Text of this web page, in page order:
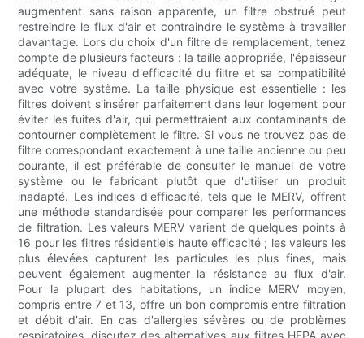
augmentent sans raison apparente, un filtre obstrué peut
restreindre le flux d'air et contraindre le système à travailler
davantage. Lors du choix d'un filtre de remplacement, tenez
compte de plusieurs facteurs : la taille appropriée, l'épaisseur
adéquate, le niveau d'efficacité du filtre et sa compatibilité
avec votre système. La taille physique est essentielle : les
filtres doivent s'insérer parfaitement dans leur logement pour
éviter les fuites d'air, qui permettraient aux contaminants de
contourner complètement le filtre. Si vous ne trouvez pas de
filtre correspondant exactement à une taille ancienne ou peu
courante, il est préférable de consulter le manuel de votre
système ou le fabricant plutôt que d'utiliser un produit
inadapté. Les indices d'efficacité, tels que le MERV, offrent
une méthode standardisée pour comparer les performances
de filtration. Les valeurs MERV varient de quelques points à
16 pour les filtres résidentiels haute efficacité ; les valeurs les
plus élevées capturent les particules les plus fines, mais
peuvent également augmenter la résistance au flux d'air.
Pour la plupart des habitations, un indice MERV moyen,
compris entre 7 et 13, offre un bon compromis entre filtration
et débit d'air. En cas d'allergies sévères ou de problèmes